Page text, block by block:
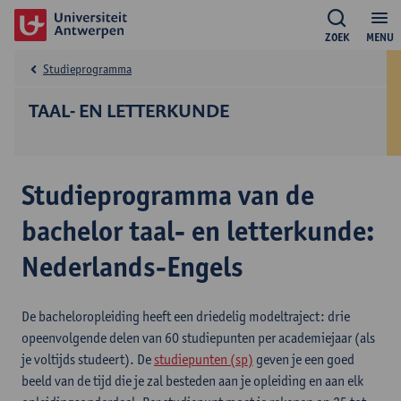
MENU
ZOEK
TAAL- EN LETTERKUNDE
Studieprogramma
Studieprogramma van de
bachelor taal- en letterkunde:
Nederlands-Engels
De bacheloropleiding heeft een driedelig modeltraject: drie
opeenvolgende delen van 60 studiepunten per academiejaar (als
je voltijds studeert). De studiepunten (sp) geven je een goed
beeld van de tijd die je zal besteden aan je opleiding en aan elk